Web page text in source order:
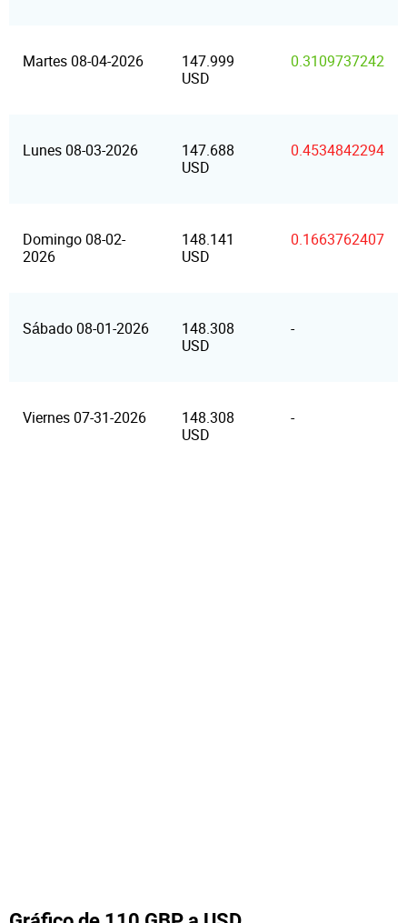
Martes 08-04-2026
147.999
USD
0.3109737242
Lunes 08-03-2026
147.688
USD
0.4534842294
Domingo 08-02-
2026
148.141
USD
0.1663762407
Sábado 08-01-2026
148.308
USD
-
Viernes 07-31-2026
148.308
USD
-